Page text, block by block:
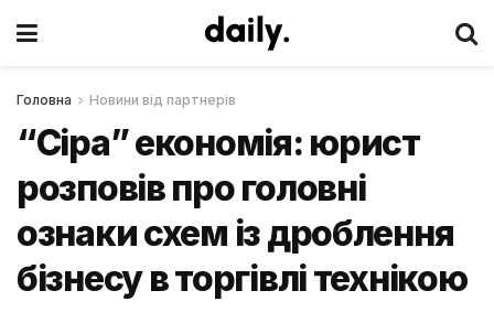
Головна Новини від партнерів
“Сіра” економія: юрист
розповів про головні
ознаки схем із дроблення
бізнесу в торгівлі технікою